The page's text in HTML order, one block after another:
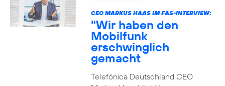
CEO MARKUS HAAS IM FAS-INTERVIEW:
"Wir haben den
Mobilfunk
erschwinglich
gemacht
Telefónica Deutschland CEO